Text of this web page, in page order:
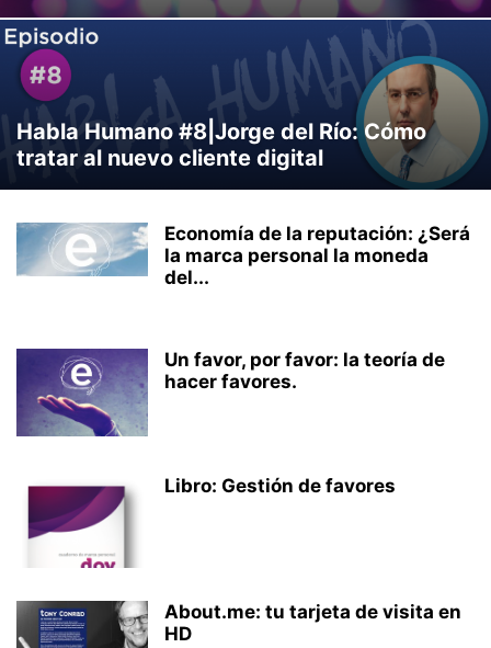
Habla Humano #8|Jorge del Río: Cómo
tratar al nuevo cliente digital
Economía de la reputación: ¿Será
la marca personal la moneda
del...
Un favor, por favor: la teoría de
hacer favores.
Libro: Gestión de favores
About.me: tu tarjeta de visita en
HD